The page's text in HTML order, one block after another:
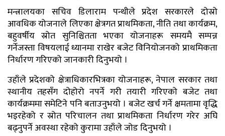
मन्त्रालयका सचिव डिलाराम पन्थीले प्रदेश सरकारले दोस्रो
आवधिक योजनाले लिएका क्षेत्रगत प्राथमिकता, नीति तथा कार्यक्रम,
बहुवर्षीय स्रोत सुनिश्चितता भएका योजनाहरू समयमै सम्पन्न
गर्नेजस्ता विषयलाई ध्यानमा राखेर बजेट विनियोजनको प्राथमिकता
निर्धारण गरिएको जानकारी दिनुभयो ।
उहाँले प्रदेशको क्षेत्राधिकारभित्रका योजनाहरू, नेपाल सरकार तथा
स्थानीय तहसँग दोहोरो नपर्ने गरी तयारी गरिएको बजेट तथा
कार्यक्रममा समेटिने पनि बताउनुभयो । बजेट खर्च गर्ने क्षमतामा वृद्धि
भइरहेको र स्रोत परिचालन तथा प्राथमिकता निर्धारण गरेर अघि
बढ्नुपर्ने अवस्था रहेको कुरामा उहाँले जोड दिनुभयो ।